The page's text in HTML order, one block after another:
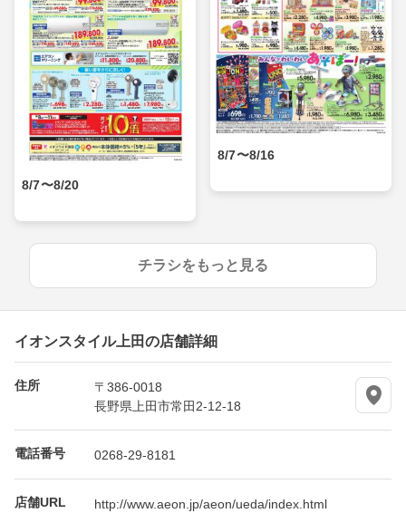
8/7〜8/20
8/7〜8/16
チラシをもっと見る
イオンスタイル上田の店舗詳細
住所
〒386-0018
長野県上田市常田2-12-18
電話番号 0268-29-8181
店舗URL http://www.aeon.jp/aeon/ueda/index.html